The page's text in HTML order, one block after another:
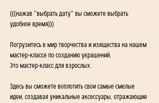
(((нажав "выбрать дату" вы сможете выбрать
удобное время)))
Погрузитесь в мир творчества и изящества на нашем
мастер-классе по созданию украшений.
Это мастер-класс для взрослых.
Здесь вы сможете воплотить свои самые смелые
идеи, создавая уникальные аксессуары, отражающие